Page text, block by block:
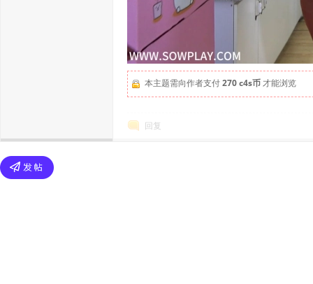
本主题需向作者支付270 c4s币才能浏览
回复